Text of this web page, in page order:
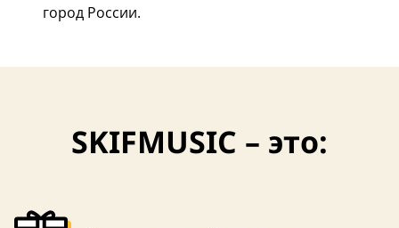
город России.
SKIFMUSIC – это: